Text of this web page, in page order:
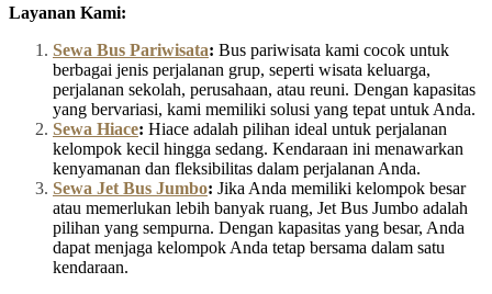
Layanan Kami:
Sewa Bus Pariwisata: Bus pariwisata kami cocok untuk
berbagai jenis perjalanan grup, seperti wisata keluarga,
perjalanan sekolah, perusahaan, atau reuni. Dengan kapasitas
yang bervariasi, kami memiliki solusi yang tepat untuk Anda.
Sewa Hiace: Hiace adalah pilihan ideal untuk perjalanan
kelompok kecil hingga sedang. Kendaraan ini menawarkan
kenyamanan dan fleksibilitas dalam perjalanan Anda.
Sewa Jet Bus Jumbo: Jika Anda memiliki kelompok besar
atau memerlukan lebih banyak ruang, Jet Bus Jumbo adalah
pilihan yang sempurna. Dengan kapasitas yang besar, Anda
dapat menjaga kelompok Anda tetap bersama dalam satu
kendaraan.